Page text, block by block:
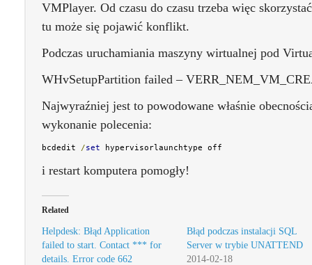
VMPlayer. Od czasu do czasu trzeba więc
tu może się pojawić konflikt.
Podczas uruchamiania maszyny wirtualnej pod
WHvSetupPartition failed –
Najwyraźniej jest to powodowane właśnie
wykonanie polecenia:
bcdedit /set hypervisorlaunchtype off
i restart komputera pomogły!
Related
Helpdesk: Błąd Application
failed to start. Contact *** for
details. Error code 662
Błąd podczas instalacji SQL
Server w trybie UNATTEND
2014-02-18